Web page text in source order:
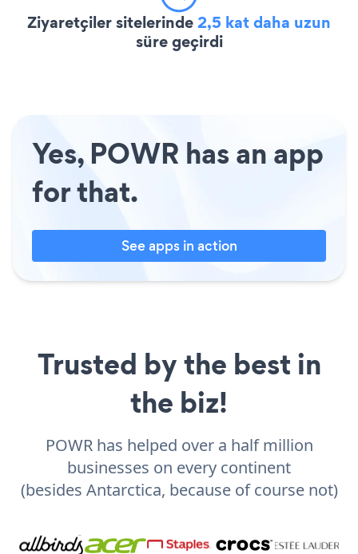
Ziyaretçiler sitelerinde2,5 kat daha uzun
süre geçirdi
Yes, POWR has an app
for that.
See apps in action
Trusted by the best in
the biz!
POWR has helped over a half million
businesses on every continent
(besides Antarctica, because of course not)